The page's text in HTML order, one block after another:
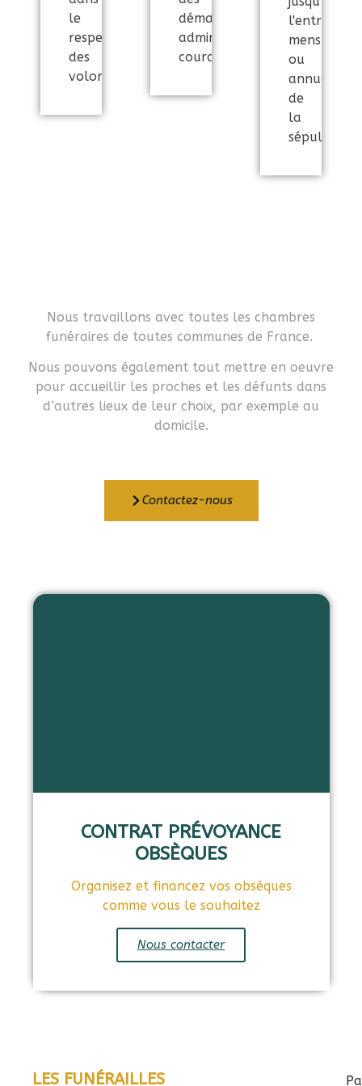
le
respect
des
volontés
démarches
administratives
courantes
l'entretien
mensuel
ou
annuel
de
la
sépulture
Nous travaillons avec toutes les chambres
funéraires de toutes communes de France.
Nous pouvons également tout mettre en oeuvre
pour accueillir les proches et les défunts dans
d’autres lieux de leur choix, par exemple au
domicile.
Contactez-nous
CONTRAT PRÉVOYANCE
OBSÈQUES
Organisez et financez vos obsèques
comme vous le souhaitez
Nous contacter
LES FUNÉRAILLES